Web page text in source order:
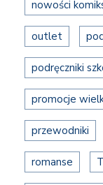
nowości
outlet
podręczniki
promocje
przewodniki
romanse